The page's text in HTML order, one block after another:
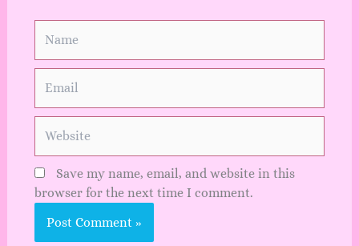
Save my name, email, and website in this
browser for the next time I comment.